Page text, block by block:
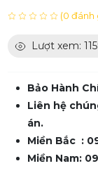
(0 đánh
Lượt xem:
Bảo Hành
Liên hệ
án.
Miền Bắc :
Miền Nam: